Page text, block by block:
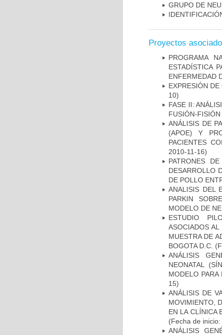
GRUPO DE
Proyectos
PROGRAMA
ESTADÍSTICA
ENFERMEDAD
EXPRESIÓN
10)
FASE II:
FUSIÓN-
ANÁLISIS DE
(APOE) Y
PACIENTES
2010-11-16)
PATRONES
DESARROLLO
DE POLLO
ANALISIS DEL
PARKIN
MODELO DE
ESTUDIO
ASOCIADOS
MUESTRA DE
BOGOTA D.C.
ANÁLISIS
NEONATAL
MODELO
15)
ANÁLISIS DE
MOVIMIENTO,
EN LA CLÍNICA
(Fecha de
ANÁLISIS